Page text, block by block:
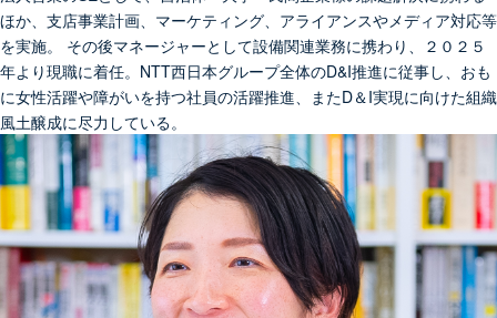
ほか、支店事業計画、マーケティング、アライアンスやメディア対応等
を実施。 その後マネージャーとして設備関連業務に携わり、２０２５
年より現職に着任。NTT西日本グループ全体のD&I推進に従事し、おも
に女性活躍や障がいを持つ社員の活躍推進、またD＆I実現に向けた組織
風土醸成に尽力している。